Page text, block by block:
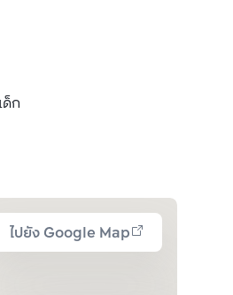
ก
ไปยัง Google Map